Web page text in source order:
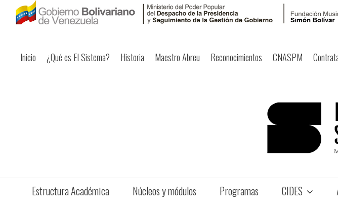
Inicio ¿Qué es El Sistema? Historia Maestro Abreu Reconocimientos CNASPM
Estructura Académica Núcleos y módulos Programas CIDES